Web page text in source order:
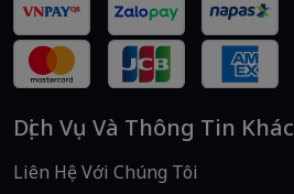
Dịch Vụ Và Thông Tin Khác
Liên Hệ Với Chúng Tôi